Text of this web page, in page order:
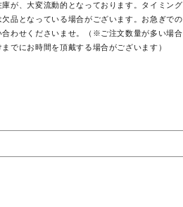
庫が、大変流動的となっております。タイミン
欠品となっている場合がございます。お急ぎで
合わせくださいませ。（※ご注文数量が多い場
でにお時間を頂戴する場合がございます）